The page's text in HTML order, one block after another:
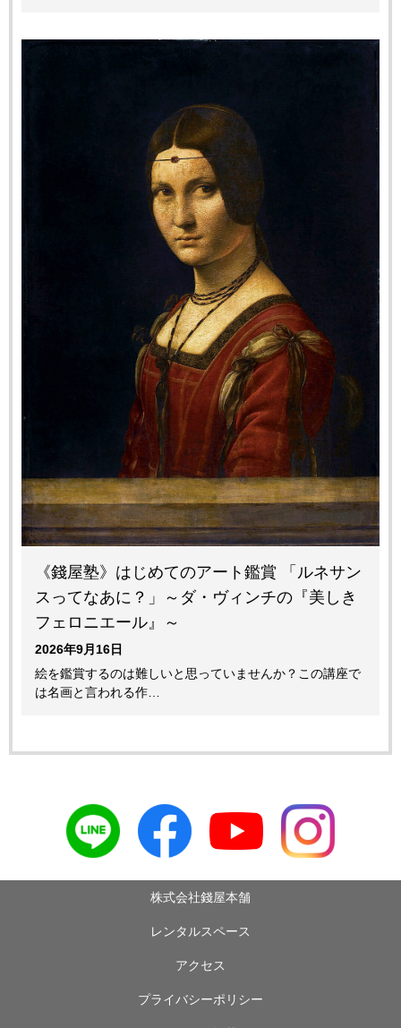
《錢屋塾》はじめてのアート鑑賞 「ルネサン
スってなあに？」～ダ・ヴィンチの『美しき
フェロニエール』～
2026年9月16日
絵を鑑賞するのは難しいと思っていませんか？この講座で
は名画と言われる作…
株式会社錢屋本舗
レンタルスペース
アクセス
プライバシーポリシー